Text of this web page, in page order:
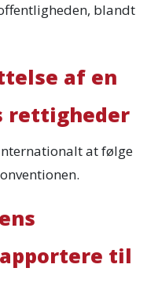
blandt
af en
rettigheder
at følge
til